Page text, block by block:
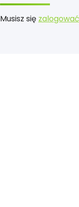
Musisz się zalogować